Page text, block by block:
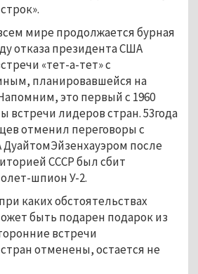
мире продолжается бурная
отказа президента США
«тет-а-тет» с
планировавшейся на
это первый с 1960
встречи лидеров стран. 53года
отменил переговоры с
после
СССР был сбит
шпион У-2.
каких обстоятельствах
быть подарен подарок из
встречи
отменены, остается не